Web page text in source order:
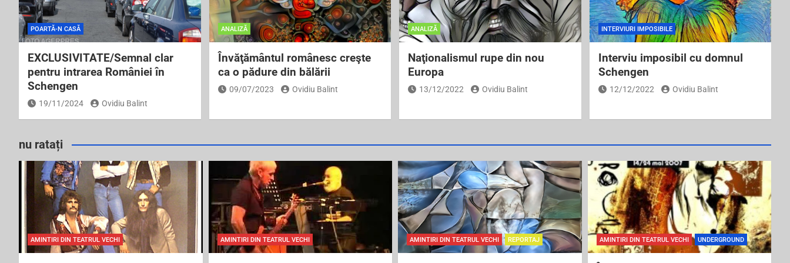
POARTĂ-N CASĂ
EXCLUSIVITATE/Semnal clar
pentru intrarea României în
Schengen
19/11/2024 Ovidiu Balint
ANALIZĂ
Învăţământul românesc creşte
ca o pădure din bălării
09/07/2023 Ovidiu Balint
ANALIZĂ
Naţionalismul rupe din nou
Europa
13/12/2022 Ovidiu Balint
INTERVIURI IMPOSIBILE
Interviu imposibil cu domnul
Schengen
12/12/2022 Ovidiu Balint
nu ratați
AMINTIRI DIN TEATRUL VECHI AMINTIRI DIN TEATRUL VECHI AMINTIRI DIN TEATRUL VECHI REPORTAJ AMINTIRI DIN TEATRUL VECHI UNDERGROUND